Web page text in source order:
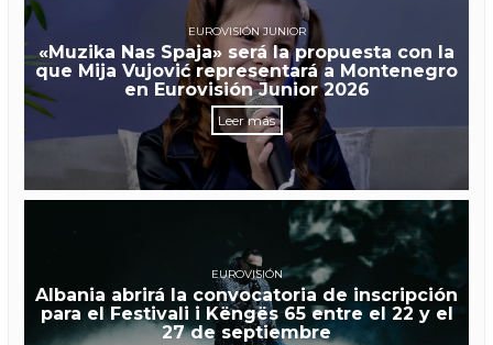
EUROVISIÓN JUNIOR
«Muzika Nas Spaja» será la propuesta con la
que Mija Vujović representará a Montenegro
en Eurovisión Junior 2026
Leer más
EUROVISIÓN
Albania abrirá la convocatoria de inscripción
para el Festivali i Këngës 65 entre el 22 y el
27 de septiembre